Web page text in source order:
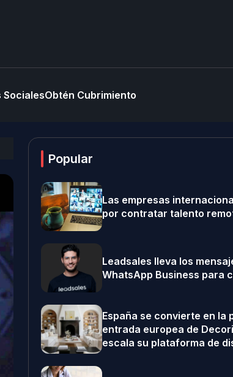
SocialesObtén Cubrimiento
Popular
Las empresas
por contratar talento
Leadsales lleva los
WhatsApp Business para
España se convierte en la
entrada europea de
escala su plataforma de